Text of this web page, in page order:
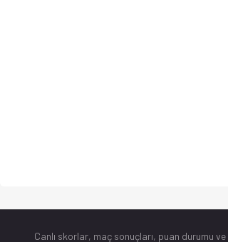
Canlı skorlar, maç sonuçları, puan durumu